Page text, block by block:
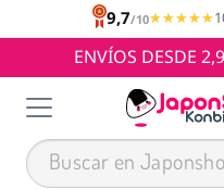
9,7/10★★★★★
★★★★★
ENVÍOS DESDE